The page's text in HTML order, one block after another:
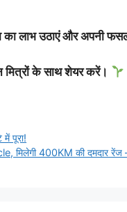
लाभ उठाएं और अपनी
मित्रों के साथ शेयर करें।
पूरा!
400KM की दमदार रेंज –